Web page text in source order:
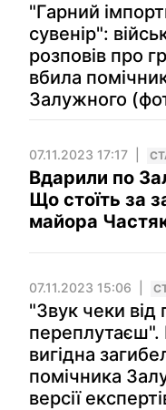
"Гарний
сувенір":
розповів про
вбила
Залужного
07.11.2023 17:17
Вдарили по
Що стоїть за
майора
07.11.2023 15:06
"Звук чеки від
переплутаєш".
вигідна
помічника
версії